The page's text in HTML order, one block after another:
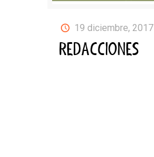
19 diciembre, 2017
REDACCIONES